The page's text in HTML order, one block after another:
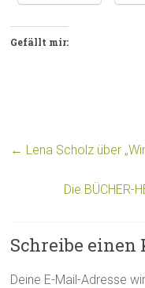
Gefällt mir:
← Lena Scholz über
Die BÜCHER-
Schreibe einen
Deine E-Mail-Adresse